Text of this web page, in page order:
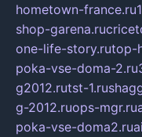
hometown-france.ru
shop-garena.ru
one-life-story.rutop-
poka-vse-doma-2.ru
g2012.rutst-1.ru
g-2012.ruops-mgr.ru
poka-vse-doma2.ru